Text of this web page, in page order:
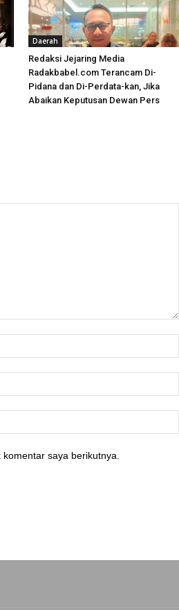
Daerah
Redaksi Jejaring Media
Radakbabel.com Terancam Di-
Pidana dan Di-Perdata-kan, Jika
Abaikan Keputusan Dewan Pers
saya berikutnya.